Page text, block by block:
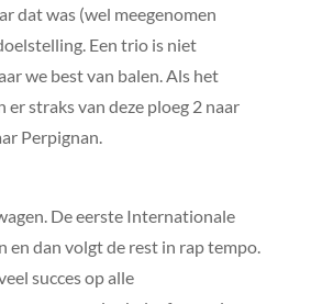
dat was (wel meegenomen
Een trio is niet
we best van balen. Als het
er straks van deze ploeg 2 naar
Perpignan.
De eerste Internationale
en dan volgt de rest in rap tempo.
succes op alle